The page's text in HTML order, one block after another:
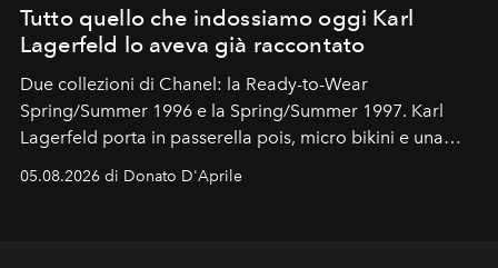
Tutto quello che indossiamo oggi Karl
Lagerfeld lo aveva già raccontato
Due collezioni di Chanel: la Ready-to-Wear
Spring/Summer 1996 e la Spring/Summer 1997. Karl
Lagerfeld porta in passerella pois, micro bikini e una
logomania pensata per la spiaggia
Kate, Claudia e Carla una dietro l'altra. Trent'anni dopo,
05.08.2026 di Donato D'Aprile